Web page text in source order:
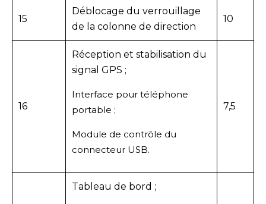
15
Déblocage du verrouillage
de la colonne de direction
10
16
Réception et stabilisation du
signal GPS ;
Interface pour téléphone
portable ;
Module de contrôle du
connecteur USB.
7,5
Tableau de bord ;